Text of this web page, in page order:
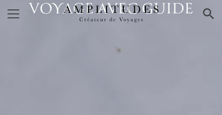
× VOYAGE AVEC GUIDE